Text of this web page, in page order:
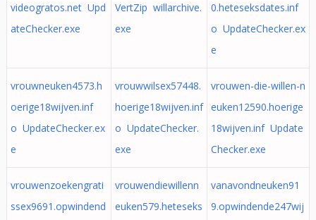
videogratos.net Upd
ateChecker.exe
VertZip willarchive.
exe
0.heteseksdates.inf
o UpdateChecker.ex
e
vrouwneuken4573.h
oerige18wijven.inf
o UpdateChecker.ex
e
vrouwwilsex57448.
hoerige18wijven.inf
o UpdateChecker.
exe
vrouwen-die-willen-n
euken12590.hoerige
18wijven.inf Update
Checker.exe
vrouwenzoekengrati
ssex9691.opwindend
vrouwendiewillenn
euken579.heteseks
vanavondneuken91
9.opwindende247wij